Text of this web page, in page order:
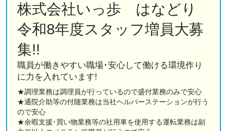
株式会社いっ歩 はなどり
令和8年度スタッフ増員大募
集!!
職員が働きやすい職場･安心して働ける環境作り
に力を入れています!
★調理業務は調理員が行っているので盛付業務のみで安心
★通院介助等の付随業務は当社ヘルパーステーションが行う
ので安心
★余暇支援･買い物業務等の社用車を使用する運転業務は副